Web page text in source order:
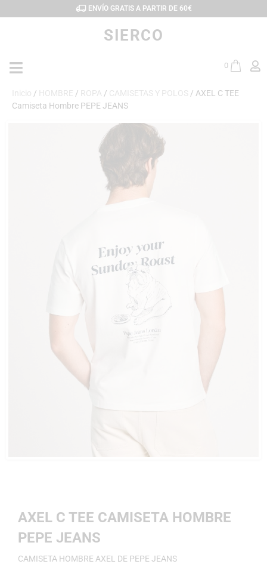
ENVÍO GRATIS A PARTIR DE 60€
SIERCO
0
Inicio / HOMBRE / ROPA / CAMISETAS Y POLOS / AXEL C TEE
Camiseta Hombre PEPE JEANS
AXEL C TEE CAMISETA HOMBRE
PEPE JEANS
CAMISETA HOMBRE AXEL DE PEPE JEANS